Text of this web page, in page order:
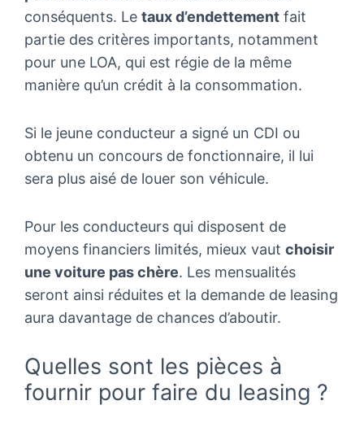
conséquents. Le taux d’endettement fait
partie des critères importants, notamment
pour une LOA, qui est régie de la même
manière qu’un crédit à la consommation.
Si le jeune conducteur a signé un CDI ou
obtenu un concours de fonctionnaire, il lui
sera plus aisé de louer son véhicule.
Pour les conducteurs qui disposent de
moyens financiers limités, mieux vaut choisir
une voiture pas chère. Les mensualités
seront ainsi réduites et la demande de leasing
aura davantage de chances d’aboutir.
Quelles sont les pièces à
fournir pour faire du leasing ?